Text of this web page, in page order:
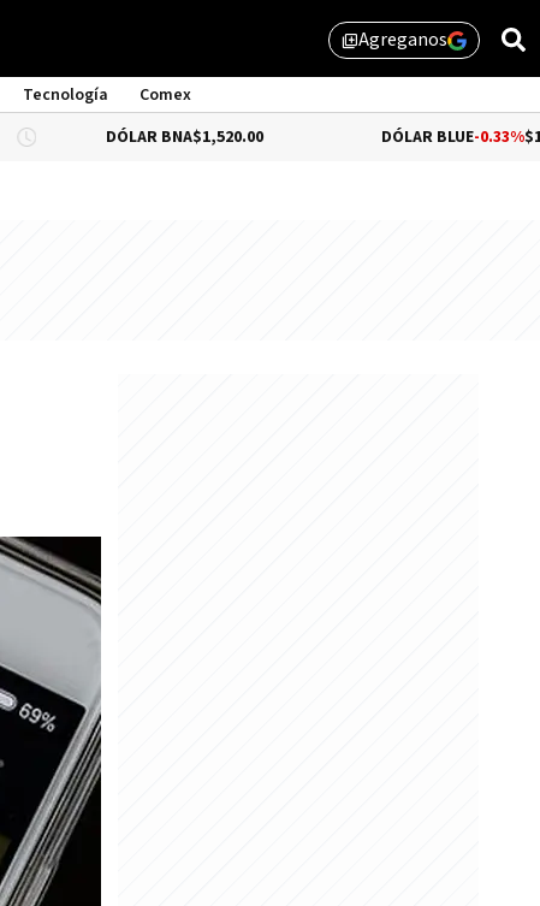
library_addAgreganos
Tecnología
Comex
DÓLAR BNA $1,520.00 DÓLAR BLUE-0.33% $1,525.00